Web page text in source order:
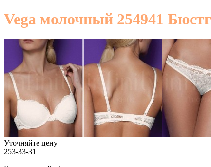
Vega молочный 254941
Уточняйте цену
253-33-31